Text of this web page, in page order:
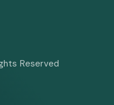
Reserved